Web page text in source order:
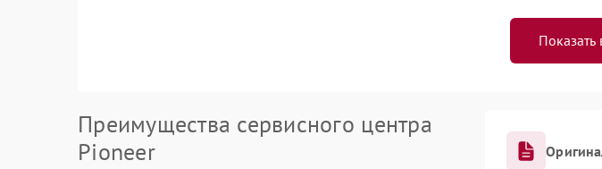
Показать
Преимущества сервисного центра
Pioneer